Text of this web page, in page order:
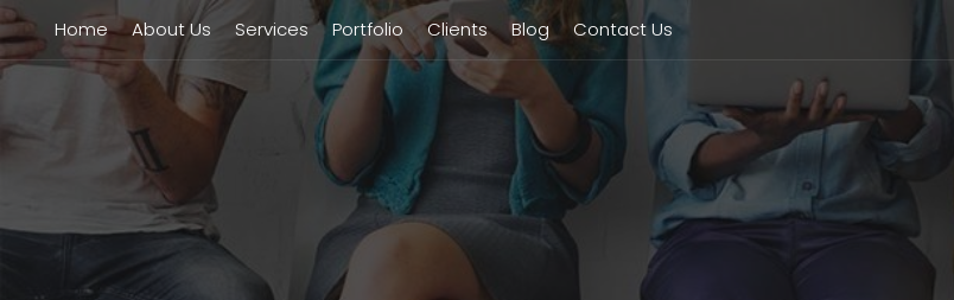
Home About Us Services Portfolio Clients Blog Contact Us